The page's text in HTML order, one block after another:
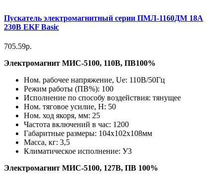
Пускатель электромагнитный серии ПМЛ-1160ДМ 18А
230В EKF Basic
705.59р.
Электромагнит МИС-5100, 110В, ПВ100%
Ном. рабочее напряжение, Ue: 110В/50Гц
Режим работы (ПВ%): 100
Исполнение по способу воздействия: тянущее
Ном. тяговое усилие, Н: 50
Ном. ход якоря, мм: 25
Частота включений в час: 1200
Габаритные размеры: 104х102х108мм
Масса, кг: 3,5
Климатическое исполнение: У3
Электромагнит МИС-5100, 127В, ПВ 100%